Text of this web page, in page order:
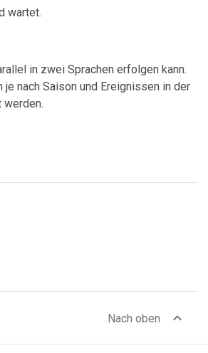
wartet.
in zwei Sprachen erfolgen kann.
je nach Saison und Ereignissen in der
werden.
Nach oben expand_less